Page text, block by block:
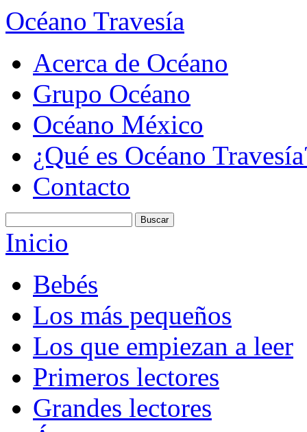
Océano Travesía
Acerca de Océano
Grupo Océano
Océano México
¿Qué es Océano
Contacto
Inicio
Bebés
Los más pequeños
Los que empiezan a leer
Primeros lectores
Grandes lectores